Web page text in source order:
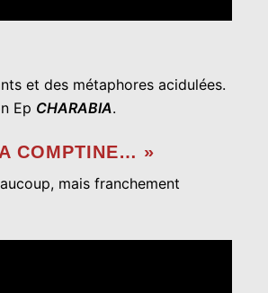
et des métaphores acidulées.
Ep CHARABIA.
COMPTINE… »
mais franchement